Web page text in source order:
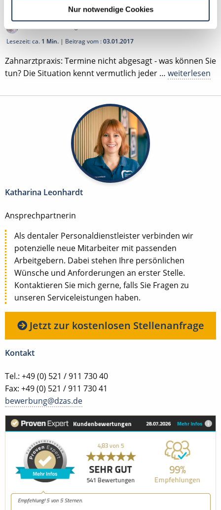
Nur notwendige Cookies
Ausfallhonorar?
Lesezeit: ca. 1 Min. | Beitrag vom :03.01.2017
Zahnarztpraxis: Termine nicht abgesagt - was können Sie
tun? Die Situation kennt vermutlich jeder … weiterlesen
Katharina Leonhardt
Ansprechpartnerin
Als dentaler Personaldienstleister verbinden wir
potenzielle neue Mitarbeiter mit passenden
Arbeitgebern. Dabei stehen Ihre persönlichen
Wünsche und Anforderungen an erster Stelle.
Kontaktieren Sie mich gerne, falls Sie Fragen zu
unseren Serviceleistungen haben.
Jetzt zur kostenlosen Stellenanfrage
Kontakt
Tel.: +49 (0) 521 / 911 730 40
Fax: +49 (0) 521 / 911 730 41
bewerbung@dzas.de